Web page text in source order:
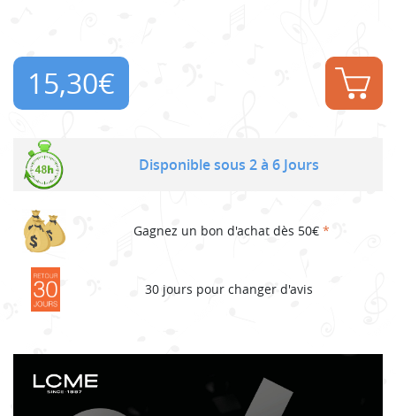
15,30€
Disponible sous 2 à 6 Jours
Gagnez un bon d'achat dès 50€ *
30 jours pour changer d'avis